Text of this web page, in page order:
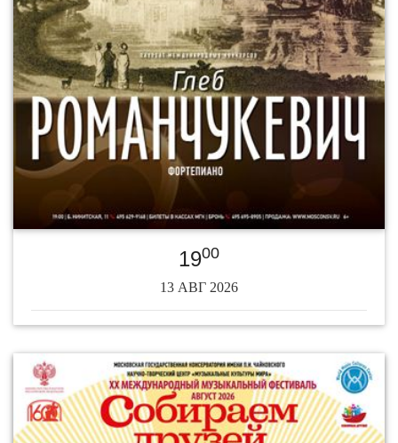
1900
13 АВГ 2026